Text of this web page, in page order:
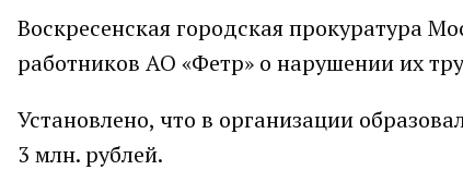
Воскресенская городская прокуратура
работников АО «Фетр» о нарушении их
Установлено, что в организации
3 млн. рублей.